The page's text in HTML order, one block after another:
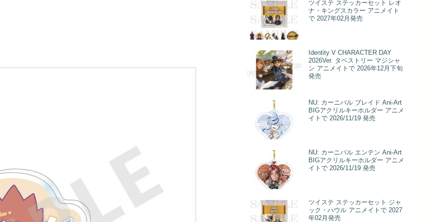
ツイステ ステッカーセット レオ
ナ・キングスカラー アニメイト
で 2027年02月発売
Identity V CHARACTER DAY
2026Ver. タペストリー マジシャ
ン アニメイトで 2026年12月下旬
発売
NU: カーニバル ブレイド Ani-Art
BIGアクリルキーホルダー アニメ
イトで 2026/11/19 発売
NU: カーニバル エンテン Ani-Art
BIGアクリルキーホルダー アニメ
イトで 2026/11/19 発売
ツイステ ステッカーセット ジャ
ック・ハウル アニメイトで 2027
年02月発売